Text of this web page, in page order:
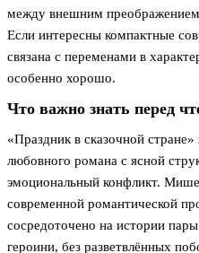
между внешним
Если интересны компактные
связана с переменами в
особенно хорошо.
Что важно знать перед
«Праздник в сказочной
любовного романа с ясной
эмоциональный конфликт.
современной романтической
сосредоточено на истории
героини, без разветвлённых